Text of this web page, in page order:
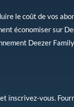
le coût de vos
économiser sur
Deezer
inscrivez-vous.